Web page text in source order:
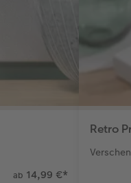
ab 14,99 €*
Retro